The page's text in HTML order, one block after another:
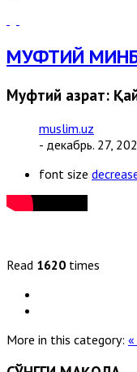
МУФТИЙ
Муфтий ҳазрат:
muslim.uz
- декабрь. 27,
font size
Read 1620 times
More in this category: «